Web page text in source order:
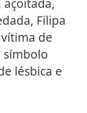
açoitada,
Filipa
de
símbolo
lésbica e